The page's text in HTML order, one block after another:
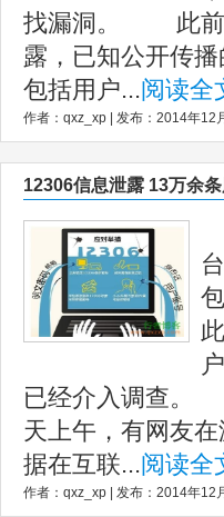
找漏洞。 此前，
露，已知公开传
包括用户...阅读全
作者：qxz_xp | 发布：2014年12
12306信息泄露 13万余
已经介入调查
天上午，有网友
据在互联...阅读全
作者：qxz_xp | 发布：2014年12